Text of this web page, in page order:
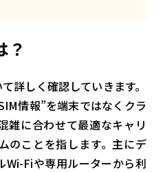
？
詳しく確認していきます。
情報”を端末ではなくクラ
雑に合わせて最適なキャリ
のことを指します。主にデ
Wi-Fiや専用ルーターから利